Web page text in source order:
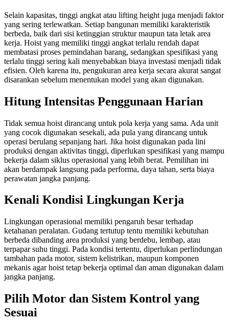
Selain kapasitas, tinggi angkat atau lifting height juga menjadi faktor
yang sering terlewatkan. Setiap bangunan memiliki karakteristik
berbeda, baik dari sisi ketinggian struktur maupun tata letak area
kerja. Hoist yang memiliki tinggi angkat terlalu rendah dapat
membatasi proses pemindahan barang, sedangkan spesifikasi yang
terlalu tinggi sering kali menyebabkan biaya investasi menjadi tidak
efisien. Oleh karena itu, pengukuran area kerja secara akurat sangat
disarankan sebelum menentukan model yang akan digunakan.
Hitung Intensitas Penggunaan Harian
Tidak semua hoist dirancang untuk pola kerja yang sama. Ada unit
yang cocok digunakan sesekali, ada pula yang dirancang untuk
operasi berulang sepanjang hari. Jika hoist digunakan pada lini
produksi dengan aktivitas tinggi, diperlukan spesifikasi yang mampu
bekerja dalam siklus operasional yang lebih berat. Pemilihan ini
akan berdampak langsung pada performa, daya tahan, serta biaya
perawatan jangka panjang.
Kenali Kondisi Lingkungan Kerja
Lingkungan operasional memiliki pengaruh besar terhadap
ketahanan peralatan. Gudang tertutup tentu memiliki kebutuhan
berbeda dibanding area produksi yang berdebu, lembap, atau
terpapar suhu tinggi. Pada kondisi tertentu, diperlukan perlindungan
tambahan pada motor, sistem kelistrikan, maupun komponen
mekanis agar hoist tetap bekerja optimal dan aman digunakan dalam
jangka panjang.
Pilih Motor dan Sistem Kontrol yang
Sesuai